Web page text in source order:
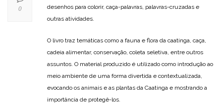
desenhos para colorir, caça-palavras, palavras-cruzadas e
outras atividades.
O livro traz temáticas como a fauna e flora da caatinga, caça,
cadeia alimentar, conservação, coleta seletiva, entre outros
assuntos. O material produzido é utilizado como introdução ao
meio ambiente de uma forma divertida e contextualizada,
evocando os animais e as plantas da Caatinga e mostrando a
importância de protegê-los.
0